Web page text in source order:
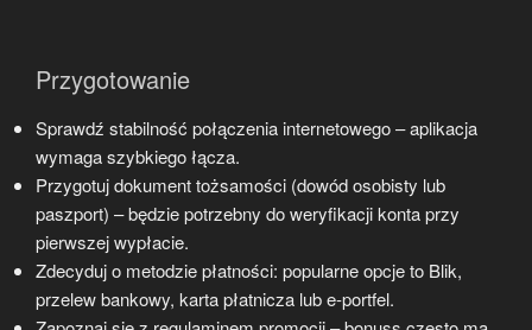
Przygotowanie
Sprawdź stabilność połączenia internetowego – aplikacja
wymaga szybkiego łącza.
Przygotuj dokument tożsamości (dowód osobisty lub
paszport) – będzie potrzebny do weryfikacji konta przy
pierwszej wypłacie.
Zdecyduj o metodzie płatności: popularne opcje to Blik,
przelew bankowy, karta płatnicza lub e-portfel.